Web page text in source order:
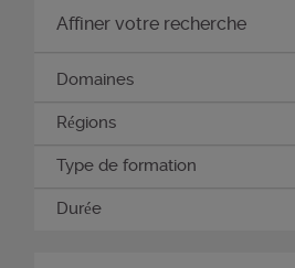
Affiner votre recherche
Domaines
Régions
Type de formation
Durée